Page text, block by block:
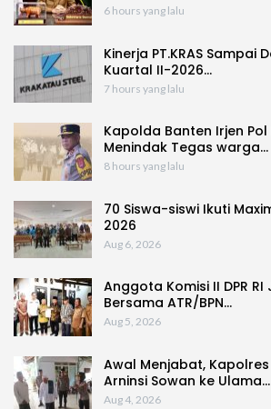
6 hours yang lalu
Kinerja PT.KRAS Sampai
Kuartal II-2026…
7 hours yang lalu
Kapolda Banten Irjen Pol
Menindak Tegas warga…
8 hours yang lalu
70 Siswa-siswi Ikuti
2026
Aug 6, 2026
Anggota Komisi II DPR
Bersama ATR/BPN…
Aug 5, 2026
Awal Menjabat, Kapolres
Arninsi Sowan ke Ulama…
Aug 4, 2026